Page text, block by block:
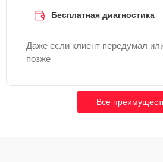
Бесплатная диагностика
Даже если клиент передумал
позже
Все